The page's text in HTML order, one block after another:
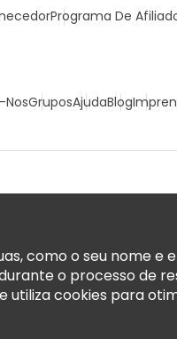
Programa De
GruposAjudaBlog
como o seu nome
o processo de
utiliza cookies para